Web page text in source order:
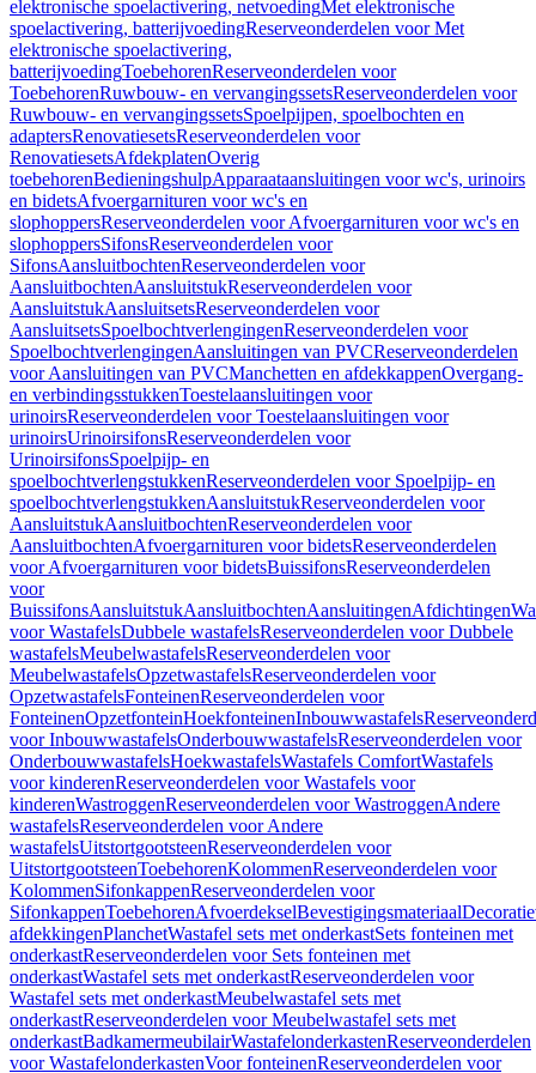
elektronische spoelactivering, netvoedingMet elektronische
spoelactivering, batterijvoedingReserveonderdelen voor Met
elektronische spoelactivering,
batterijvoedingToebehorenReserveonderdelen voor
ToebehorenRuwbouw- en vervangingssetsReserveonderdelen voor
Ruwbouw- en vervangingssetsSpoelpijpen, spoelbochten en
adaptersRenovatiesetsReserveonderdelen voor
RenovatiesetsAfdekplatenOverig
toebehorenBedieningshulpApparaataansluitingen voor wc's, urinoirs
en bidetsAfvoergarnituren voor wc's en
slophoppersReserveonderdelen voor Afvoergarnituren voor wc's en
slophoppersSifonsReserveonderdelen voor
SifonsAansluitbochtenReserveonderdelen voor
AansluitbochtenAansluitstukReserveonderdelen voor
AansluitstukAansluitsetsReserveonderdelen voor
AansluitsetsSpoelbochtverlengingenReserveonderdelen voor
SpoelbochtverlengingenAansluitingen van PVCReserveonderdelen
voor Aansluitingen van PVCManchetten en afdekkappenOvergang-
en verbindingsstukkenToestelaansluitingen voor
urinoirsReserveonderdelen voor Toestelaansluitingen voor
urinoirsUrinoirsifonsReserveonderdelen voor
UrinoirsifonsSpoelpijp- en
spoelbochtverlengstukkenReserveonderdelen voor Spoelpijp- en
spoelbochtverlengstukkenAansluitstukReserveonderdelen voor
AansluitstukAansluitbochtenReserveonderdelen voor
AansluitbochtenAfvoergarnituren voor bidetsReserveonderdelen
voor Afvoergarnituren voor bidetsBuissifonsReserveonderdelen
voor
BuissifonsAansluitstukAansluitbochtenAansluitingenAfdichtingen
voor WastafelsDubbele wastafelsReserveonderdelen voor Dubbele
wastafelsMeubelwastafelsReserveonderdelen voor
MeubelwastafelsOpzetwastafelsReserveonderdelen voor
OpzetwastafelsFonteinenReserveonderdelen voor
FonteinenOpzetfonteinHoekfonteinenInbouwwastafels
voor InbouwwastafelsOnderbouwwastafelsReserveonderdelen voor
OnderbouwwastafelsHoekwastafelsWastafels ComfortWastafels
voor kinderenReserveonderdelen voor Wastafels voor
kinderenWastroggenReserveonderdelen voor WastroggenAndere
wastafelsReserveonderdelen voor Andere
wastafelsUitstortgootsteenReserveonderdelen voor
UitstortgootsteenToebehorenKolommenReserveonderdelen voor
KolommenSifonkappenReserveonderdelen voor
SifonkappenToebehorenAfvoerdekselBevestigingsmateriaal
afdekkingenPlanchetWastafel sets met onderkastSets fonteinen met
onderkastReserveonderdelen voor Sets fonteinen met
onderkastWastafel sets met onderkastReserveonderdelen voor
Wastafel sets met onderkastMeubelwastafel sets met
onderkastReserveonderdelen voor Meubelwastafel sets met
onderkastBadkamermeubilairWastafelonderkastenReserveonderdelen
voor WastafelonderkastenVoor fonteinenReserveonderdelen voor